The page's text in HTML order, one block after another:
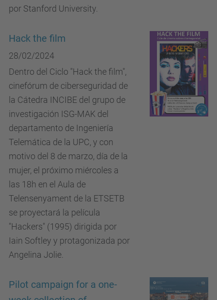
por Stanford University.
Hack the film
28/02/2024
Dentro del Ciclo "Hack the film",
cinefórum de ciberseguridad de
la Cátedra INCIBE del grupo de
investigación ISG-MAK del
departamento de Ingeniería
Telemática de la UPC, y con
motivo del 8 de marzo, día de la
mujer, el próximo miércoles a
las 18h en el Aula de
Telensenyament de la ETSETB
se proyectará la película
"Hackers" (1995) dirigida por
Iain Softley y protagonizada por
Angelina Jolie.
Pilot campaign for a one-